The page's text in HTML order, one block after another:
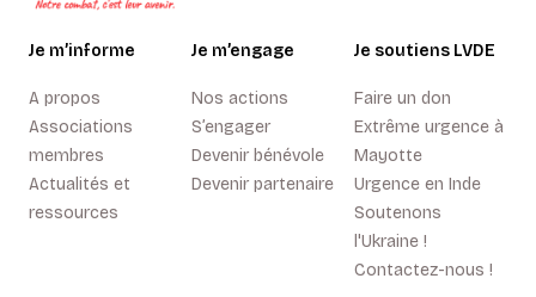
Je m’informe
A propos
Associations
membres
Actualités et
ressources
Je m’engage
Nos actions
S’engager
Devenir bénévole
Devenir partenaire
Je soutiens LVDE
Faire un don
Extrême urgence à
Mayotte
Urgence en Inde
Soutenons
l'Ukraine !
Contactez-nous !